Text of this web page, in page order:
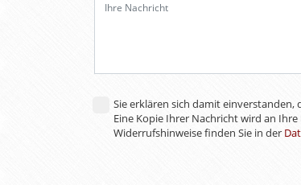
Sie erklären sich damit einverstanden,
Eine Kopie Ihrer Nachricht wird an
Widerrufshinweise finden Sie in der